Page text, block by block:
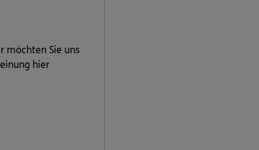
möchten Sie uns
hier